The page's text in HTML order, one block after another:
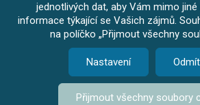
jednotlivých dat, aby Vám mimo
informace týkající se Vašich zájmů.
na políčko „Přijmout všechny
Nastavení
Přijmout všechny soubory
Copyright © 2026 ABC MAGNET
Ochrana osobních údajů/Zásady
Created by